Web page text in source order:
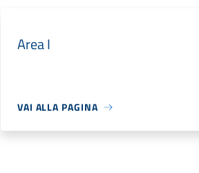
Area I
VAI ALLA PAGINA